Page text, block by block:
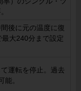
後に元の温度に復
大240分まで設定
運転を停止。過去
能。